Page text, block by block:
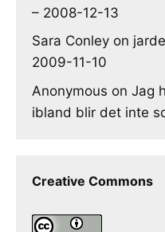
– 2008-12-13
Sara Conley on
2009-11-10
Anonymous on Jag
ibland blir det inte
Creative Commons